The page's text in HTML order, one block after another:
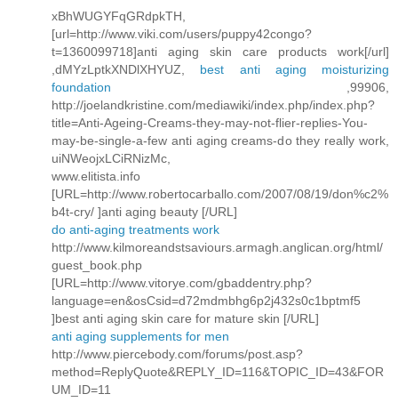
xBhWUGYFqGRdpkTH,
[url=http://www.viki.com/users/puppy42congo?
t=1360099718]anti aging skin care products work[/url]
,dMYzLptkXNDlXHYUZ, best anti aging moisturizing
foundation ,99906,
http://joelandkristine.com/mediawiki/index.php/index.php?
title=Anti-Ageing-Creams-they-may-not-flier-replies-You-
may-be-single-a-few anti aging creams-do they really work,
uiNWeojxLCiRNizMc,
www.elitista.info
[URL=http://www.robertocarballo.com/2007/08/19/don%c2%
b4t-cry/ ]anti aging beauty [/URL]
do anti-aging treatments work
http://www.kilmoreandstsaviours.armagh.anglican.org/html/
guest_book.php
[URL=http://www.vitorye.com/gbaddentry.php?
language=en&osCsid=d72mdmbhg6p2j432s0c1bptmf5
]best anti aging skin care for mature skin [/URL]
anti aging supplements for men
http://www.piercebody.com/forums/post.asp?
method=ReplyQuote&REPLY_ID=116&TOPIC_ID=43&FOR
UM_ID=11